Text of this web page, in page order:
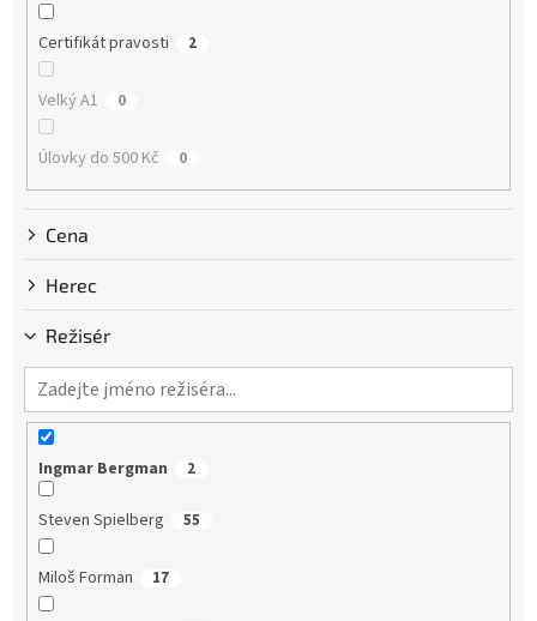
Certifikát pravosti 2
Velký A1 0
Úlovky do 500 Kč 0
Cena
Herec
Režisér
Ingmar Bergman 2
Steven Spielberg 55
Miloš Forman 17